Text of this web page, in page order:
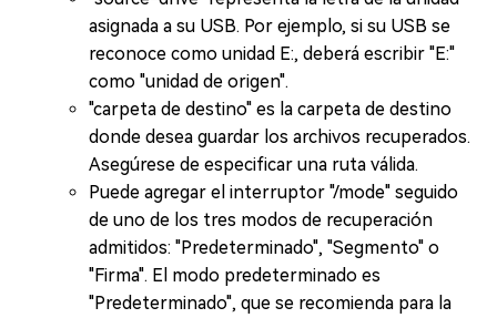
asignada a su USB. Por ejemplo, si su USB se
reconoce como unidad E:, deberá escribir "E:"
como "unidad de origen".
"carpeta de destino" es la carpeta de destino
donde desea guardar los archivos recuperados.
Asegúrese de especificar una ruta válida.
Puede agregar el interruptor "/mode" seguido
de uno de los tres modos de recuperación
admitidos: "Predeterminado", "Segmento" o
"Firma". El modo predeterminado es
"Predeterminado", que se recomienda para la